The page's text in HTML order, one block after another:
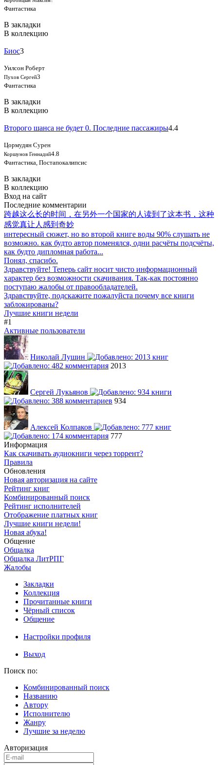
Фантастика
В закладки
В коллекцию
Биос3
Уилсон Роберт
Пухов Сергей3
Фантастика
В закладки
В коллекцию
Второго шанса не будет 0. Последние пассажиры4.4
Цормудян Сурен
Коршунов Геннадий4.8
Фантастика, Постапокалипсис
В закладки
В коллекцию
Вход на сайт
Последние комментарии
跨越这么长的时间，在另外一个国家的人读到了这本书，这种
感觉真让人感到奇妙
интересный сюжет, но во второй книге воды 90% слушать не
возможно. как будто автор поменялся, одни расчёты подсчёты,
как будто дипломная работа...
Понял, спасибо.
Здравствуйте! Теперь сайт носит чисто информационный
характер без возможности скачивания. Так-как постоянно
поступаю жалобы от правообладателей.
Здравствуйте, подскажите пожалуйста почему все книги
заблокированы?
Лучшие книги недели
#1
Активные пользователи
Николай Лушин
2013
Сергей Лукьянов
934
Алексей Колпаков
777
Информация
Как скачивать аудиокниги через торрент?
Правила
Обновления
Новая авторизация на сайте
Рейтинг книг
Комбинированный поиск
Рейтинг исполнителей
Отображение платных книг
Лучшие книги недели!
Новая абука!
Общение
Общалка
Общалка ЛитРПГ
Жалобы
Закладки
Коллекция
Прочитанные книги
Чёрный список
Общение
Настройки профиля
Выход
Поиск по:
Комбинированный поиск
Названию
Автору
Исполнителю
Жанру
Лучшие за неделю
Авторизация